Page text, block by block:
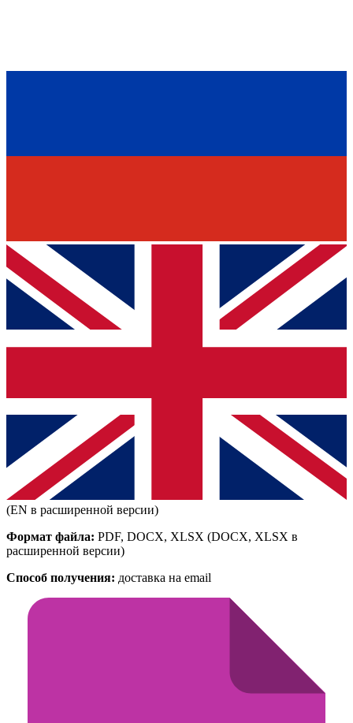
(EN в расширенной версии)
Формат файла: PDF, DOCX, XLSX (DOCX, XLSX в
расширенной версии)
Способ получения: доставка на email